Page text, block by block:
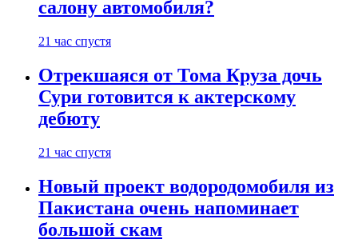
салону автомобиля?
21 час спустя
Отрекшаяся от Тома Круза дочь
Сури готовится к актерскому
дебюту
21 час спустя
Новый проект водородомобиля из
Пакистана очень напоминает
большой скам